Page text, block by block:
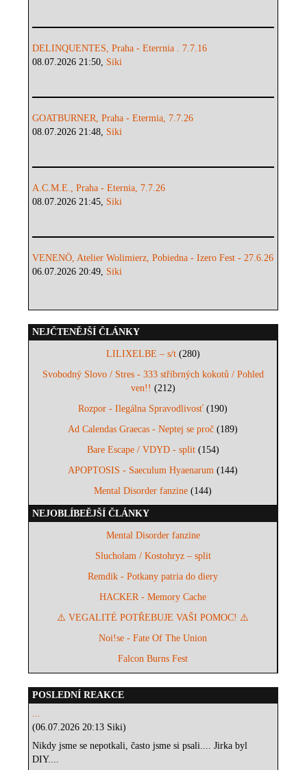
DELINQUENTES, Praha - Eterrnia . 7.7.16
08.07.2026 21:50, Siki
GOATBURNER, Praha - Etermia, 7.7.26
08.07.2026 21:48, Siki
A.C.M.E., Praha - Eternia, 7.7.26
08.07.2026 21:45, Siki
VENENÖ, Atelier Wolimierz, Pobiedna - Izero Fest - 27.6.26
06.07.2026 20:49, Siki
NEJČTENĚJŠÍ ČLÁNKY
LILIXELBE – s/t(280)
Svobodný Slovo / Stres - 333 stříbrných kokotů / Pohled
ven!! (212)
Rozpor - Ilegálna Spravodlivosť (190)
Ad Calendas Graecas - Neptej se proč (189)
Bare Escape / VDYD - split(154)
APOPTOSIS - Saeculum Hyaenarum (144)
Mental Disorder fanzine (144)
NEJOBLÍBEĚJŠÍ ČLÁNKY
Mental Disorder fanzine
Slucholam / Kostohryz – split
Remdik - Potkany patria do diery
HACKER - Memory Cache
⚠️ VEGALITÉ POTŘEBUJE VAŠI POMOC! ⚠️
Noi!se - Fate Of The Union
Falcon Burns Fest
POSLEDNÍ REAKCE
...
(06.07.2026 20:13 Siki)
Nikdy jsme se nepotkali, často jsme si psali.... Jirka byl
DIY....